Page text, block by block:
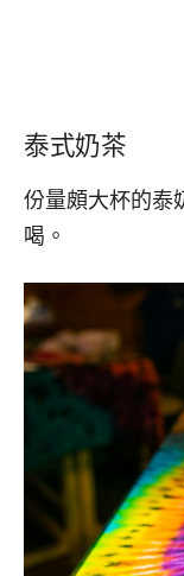
泰式奶茶
份量頗大杯的泰
喝。